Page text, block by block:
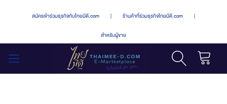
สมัครเข้าร่วมธุรกิจกับไทยมีดี.com | ร้านค้าที่ร่วมธุรกิจไทยมีดี.com |
สำหรับผู้ขาย